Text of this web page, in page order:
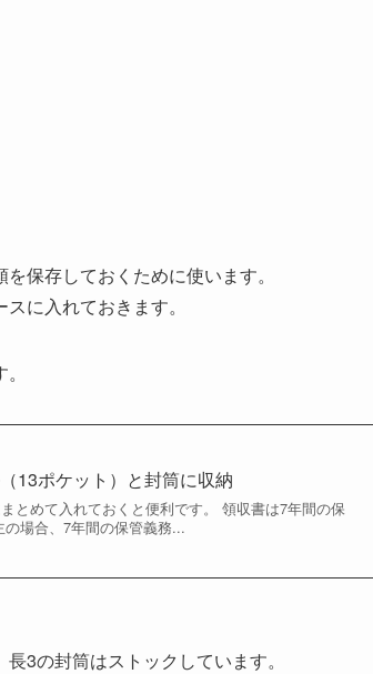
保存しておくために使います。
に入れておきます。
13ポケット）と封筒に収納
とめて入れておくと便利です。 領収書は7年間の保
場合、7年間の保管義務...
3の封筒はストックしています。